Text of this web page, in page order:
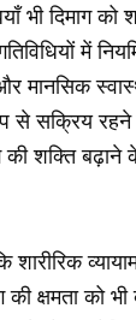
भी दिमाग
में
मानसिक
से सक्रिय रहने
की शक्ति
क्षमता को